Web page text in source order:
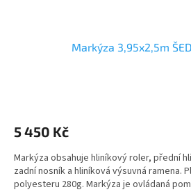
Markýza 3,95x2,5m
5 450 Kč
Markýza obsahuje hliníkový roler, přední
zadní nosník a hliníková výsuvná ramena.
polyesteru 280g. Markýza je ovládaná